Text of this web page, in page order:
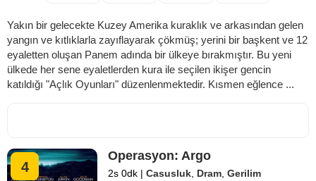
Yakın bir gelecekte Kuzey Amerika kuraklık ve arkasından gelen
yangın ve kıtlıklarla zayıflayarak çökmüş; yerini bir başkent ve 12
eyaletten oluşan Panem adında bir ülkeye bırakmıştır. Bu yeni
ülkede her sene eyaletlerden kura ile seçilen ikişer gencin
katıldığı "Açlık Oyunları" düzenlenmektedir. Kısmen eğlence ...
4
Operasyon: Argo
2s 0dk | Casusluk Dram ,Gerilim